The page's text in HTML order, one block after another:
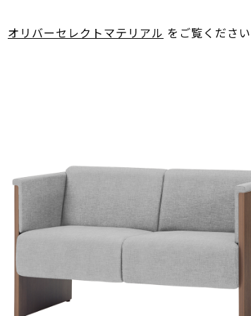
オリバーセレクトマテリアル をご覧くださ